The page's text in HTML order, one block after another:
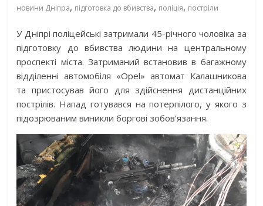
новини Дніпра, підготовка до вбивства, поліція, постріли
У Дніпрі поліцейські затримали 45-річного чоловіка за
підготовку до вбивства людини на центральному
проспекті міста. Затриманий встановив в багажному
відділенні автомобіля «Opel» автомат Калашникова
та пристосував його для здійснення дистанційних
пострілів. Напад готувався на потерпілого, у якого з
підозрюваним виникли боргові зобов’язання.